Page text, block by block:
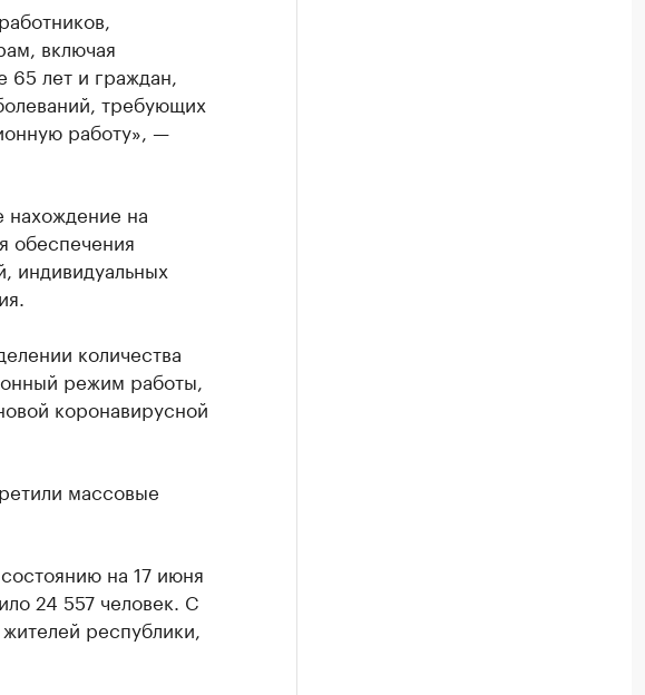
включая
65 лет и граждан,
требующих
работу», —
нахождение на
обеспечения
индивидуальных
количества
режим работы,
коронавирусной
массовые
на 17 июня
24 557 человек. С
республики,